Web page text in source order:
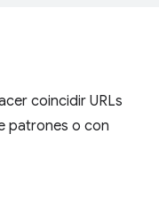
coincidir URLs
patrones o con